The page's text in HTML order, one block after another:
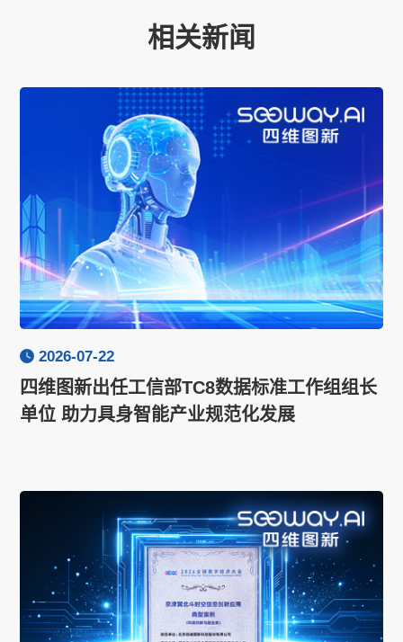
相关新闻
2026-07-22
四维图新出任工信部TC8数据标准工作组组长
单位 助力具身智能产业规范化发展